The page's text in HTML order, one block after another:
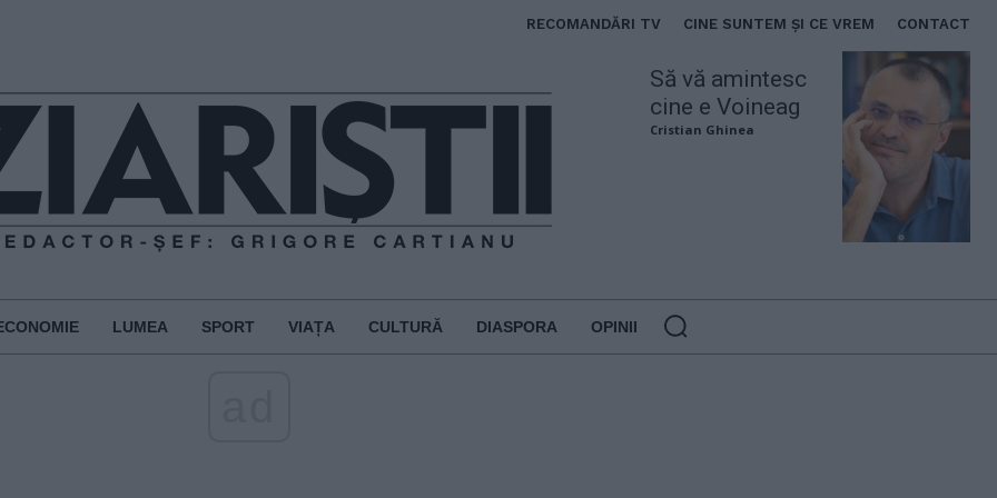
RECOMANDĂRI TV CINE SUNTEM ȘI CE VREM CONTACT
Să vă amintesc
cine e Voineag
Cristian Ghinea
LUMEA SPORT VIAȚA CULTURĂ DIASPORA OPINII